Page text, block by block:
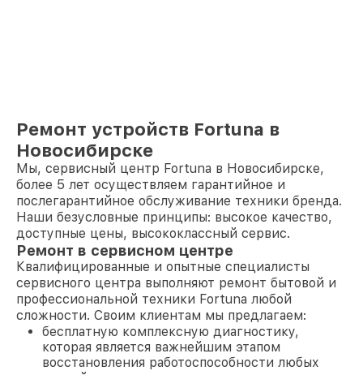
Ремонт устройств Fortuna в
Новосибирске
Мы, сервисный центр Fortuna в Новосибирске,
более 5 лет осуществляем гарантийное и
послегарантийное обслуживание техники бренда.
Наши безусловные принципы: высокое качество,
доступные цены, высококлассный сервис.
Ремонт в сервисном центре
Квалифицированные и опытные специалисты
сервисного центра выполняют ремонт бытовой и
профессиональной техники Fortuna любой
сложности. Своим клиентам мы предлагаем:
бесплатную комплексную диагностику,
которая является важнейшим этапом
восстановления работоспособности любых